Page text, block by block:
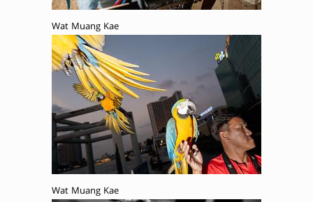
Wat Muang Kae
Wat Muang Kae